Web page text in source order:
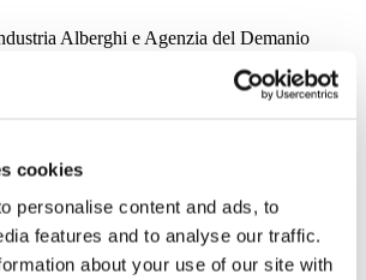
cookies
personalise content and ads, to
features and to analyse our traffic.
about your use of our site with
Alberghi e Agenzia del Demanio
sulla notizia prescelta è necessario per la
e Password utilizzando il flag